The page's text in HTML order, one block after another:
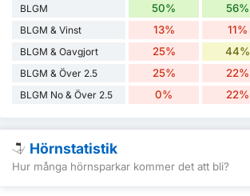
BLGM 50% 56%
BLGM & Vinst 13% 11%
BLGM & Oavgjort 25% 44%
BLGM & Över 2.5 25% 22%
BLGM No & Över 2.5 0% 22%
Hörnstatistik
Hur många hörnsparkar kommer det att bli?